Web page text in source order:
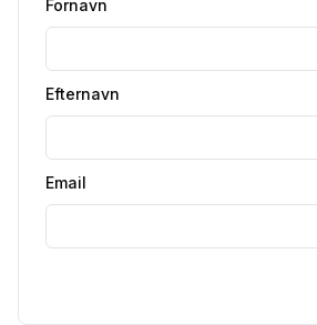
Fornavn
Efternavn
Email